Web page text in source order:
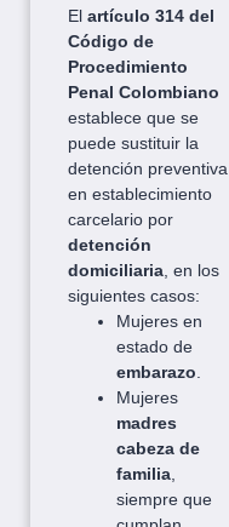
El artículo 314 del
Código de
Procedimiento
Penal Colombiano
establece que se
puede sustituir la
detención preventiva
en establecimiento
carcelario por
detención
domiciliaria, en los
siguientes casos:
Mujeres en
estado de
embarazo.
Mujeres
madres
cabeza de
familia,
siempre que